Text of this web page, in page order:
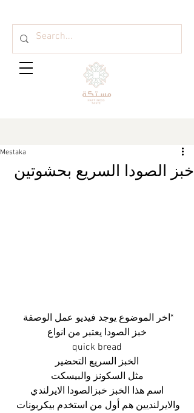
خبز الصودا السريع بحشوتين
Mestaka
*اخر الموضوع يوجد فيديو عمل الوصفة
خبز الصودا يعتبر من انواع
quick bread
الخبز السريع التحضير
مثل السكونز والبيسكت
اسم هذا الخبز خبزالصودا الايرلندي
والايرلنديين هم أول من استخدم بيكربونات